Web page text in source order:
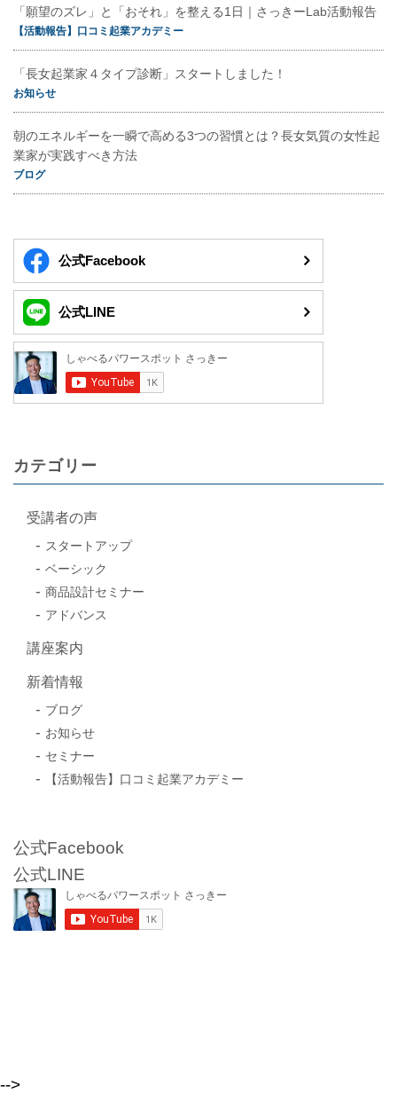
「願望のズレ」と「おそれ」を整える1日｜さっきーLab活動報告
【活動報告】口コミ起業アカデミー
「長女起業家４タイプ診断」スタートしました！
お知らせ
朝のエネルギーを一瞬で高める3つの習慣とは？長女気質の女性起
業家が実践すべき方法
ブログ
公式Facebook
公式LINE
カテゴリー
受講者の声
スタートアップ
ベーシック
商品設計セミナー
アドバンス
講座案内
新着情報
ブログ
お知らせ
セミナー
【活動報告】口コミ起業アカデミー
公式Facebook
公式LINE
-->